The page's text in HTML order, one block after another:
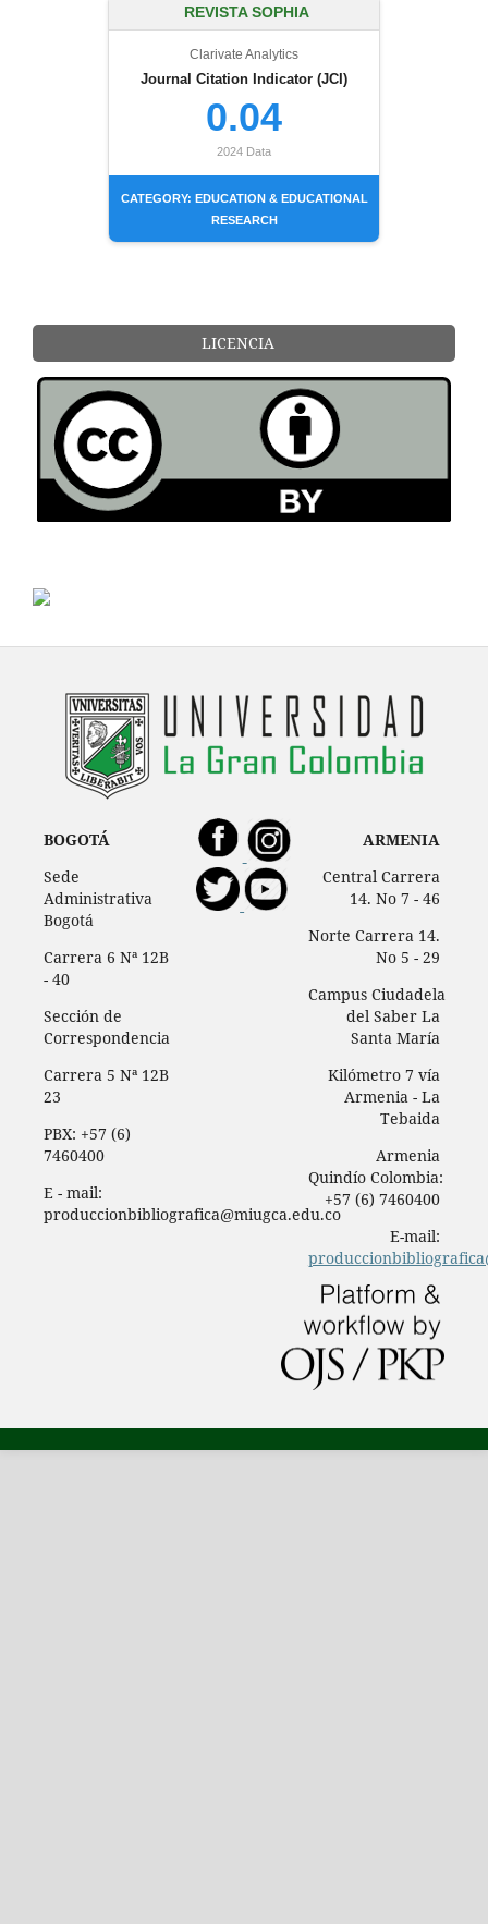
REVISTA SOPHIA
Clarivate Analytics
Journal Citation Indicator (JCI)
0.04
2024 Data
CATEGORY: EDUCATION & EDUCATIONAL
RESEARCH
LICENCIA
BOGOTÁ
Sede
Administrativa
Bogotá
Carrera 6 Nª 12B
- 40
Sección de
Correspondencia
Carrera 5 Nª 12B
23
PBX: +57 (6)
7460400
E - mail:
produccionbibliografica@miugca.edu.co
ARMENIA
Central Carrera
14. No 7 - 46
Norte Carrera 14.
No 5 - 29
Campus Ciudadela
del Saber La
Santa María
Kilómetro 7 vía
Armenia - La
Tebaida
Armenia
Quindío Colombia:
+57 (6) 7460400
E-mail: